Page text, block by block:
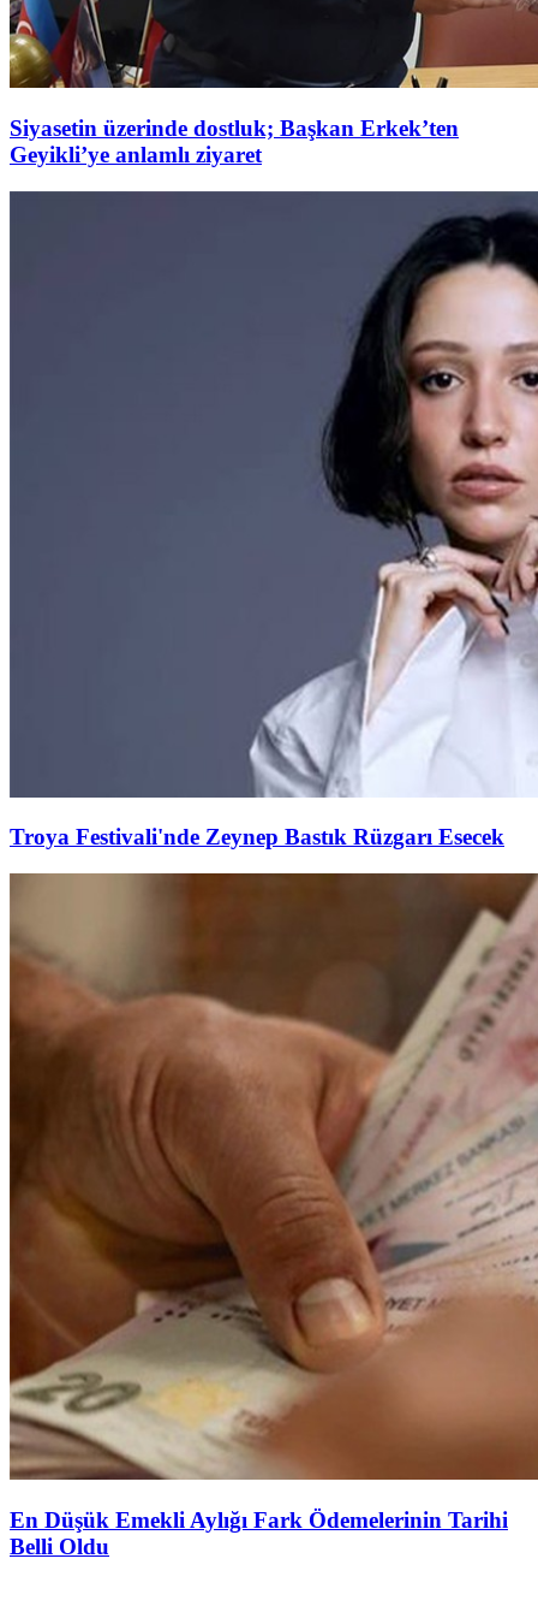
Siyasetin üzerinde dostluk; Başkan Erkek’ten
Geyikli’ye anlamlı ziyaret
Troya Festivali'nde Zeynep Bastık Rüzgarı Esecek
En Düşük Emekli Aylığı Fark Ödemelerinin Tarihi
Belli Oldu